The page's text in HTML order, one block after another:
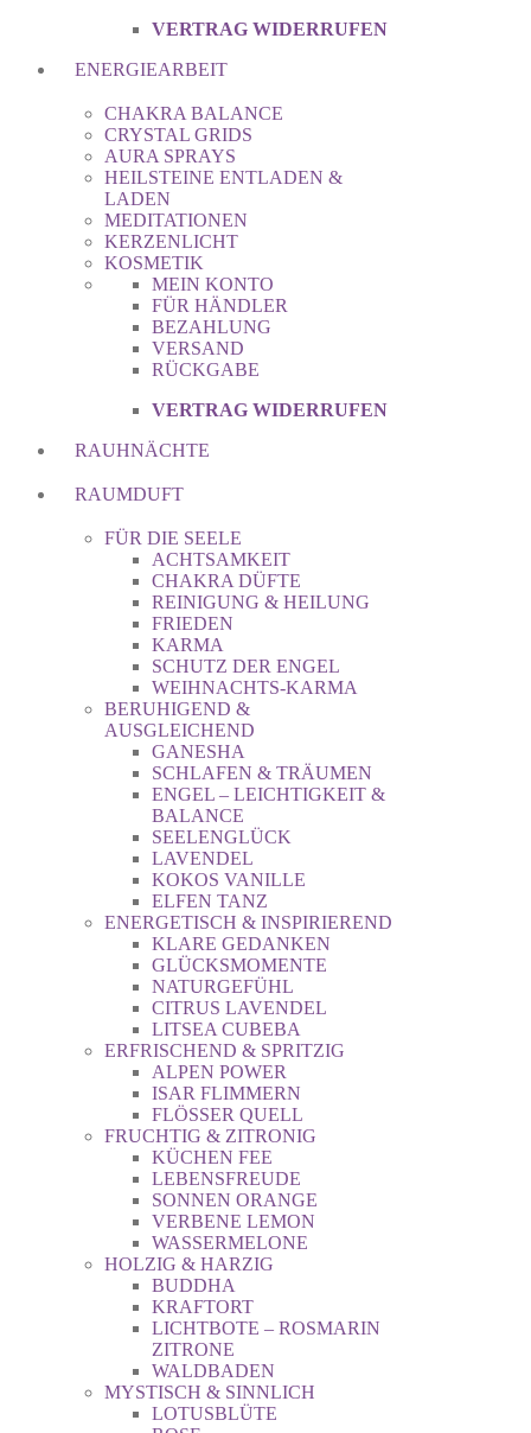
VERTRAG WIDERRUFEN
ENERGIEARBEIT
CHAKRA BALANCE
CRYSTAL GRIDS
AURA SPRAYS
HEILSTEINE ENTLADEN &
LADEN
MEDITATIONEN
KERZENLICHT
KOSMETIK
MEIN KONTO
FÜR HÄNDLER
BEZAHLUNG
VERSAND
RÜCKGABE
VERTRAG WIDERRUFEN
RAUHNÄCHTE
RAUMDUFT
FÜR DIE SEELE
ACHTSAMKEIT
CHAKRA DÜFTE
REINIGUNG & HEILUNG
FRIEDEN
KARMA
SCHUTZ DER ENGEL
WEIHNACHTS-KARMA
BERUHIGEND &
AUSGLEICHEND
GANESHA
SCHLAFEN & TRÄUMEN
ENGEL – LEICHTIGKEIT &
BALANCE
SEELENGLÜCK
LAVENDEL
KOKOS VANILLE
ELFEN TANZ
ENERGETISCH & INSPIRIEREND
KLARE GEDANKEN
GLÜCKSMOMENTE
NATURGEFÜHL
CITRUS LAVENDEL
LITSEA CUBEBA
ERFRISCHEND & SPRITZIG
ALPEN POWER
ISAR FLIMMERN
FLÖSSER QUELL
FRUCHTIG & ZITRONIG
KÜCHEN FEE
LEBENSFREUDE
SONNEN ORANGE
VERBENE LEMON
WASSERMELONE
HOLZIG & HARZIG
BUDDHA
KRAFTORT
LICHTBOTE – ROSMARIN
ZITRONE
WALDBADEN
MYSTISCH & SINNLICH
LOTUSBLÜTE